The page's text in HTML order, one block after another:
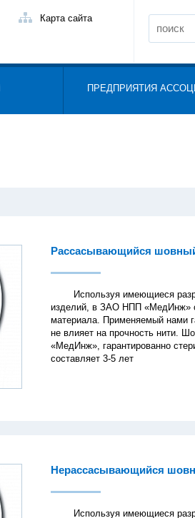
Карта сайта
ПРЕДПРИЯТИЯ
Рассасывающийся
Используя имеющиеся
изделий, в ЗАО НПП «МедИнж»
материала. Применяемый нами
не влияет на прочность нити.
«МедИнж», гарантированно
составляет 3-5 лет
Нерассасывающийся
Используя имеющиеся